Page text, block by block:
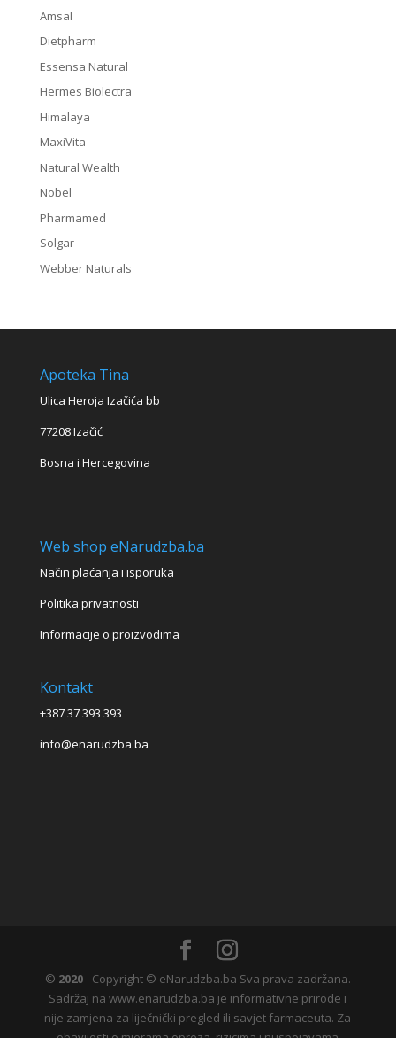
Amsal
Dietpharm
Essensa Natural
Hermes Biolectra
Himalaya
MaxiVita
Natural Wealth
Nobel
Pharmamed
Solgar
Webber Naturals
Apoteka Tina
Ulica Heroja Izačića bb
77208 Izačić
Bosna i Hercegovina
Web shop eNarudzba.ba
Način plaćanja i isporuka
Politika privatnosti
Informacije o proizvodima
Kontakt
+387 37 393 393
info@enarudzba.ba
© 2020- Copyright © eNarudzba.ba Sva prava zadržana.
Sadržaj na www.enarudzba.ba je informativne prirode i
nije zamjena za liječnički pregled ili savjet farmaceuta. Za